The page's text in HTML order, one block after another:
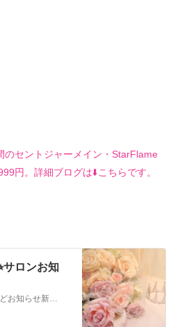
のセントジャーメイン・StarFlame
円。 詳細ブログは⬇️こちらです。
サロンお知
2月のおすすめセッションなどお知らせ新月・満月などに合わせた 遠隔ヒーリング波動アチューメントしたオイルなど。2月2日節分カードリーディングandエネルギーチ…